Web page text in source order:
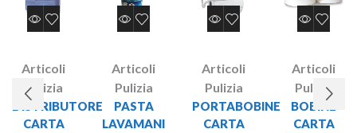
Articoli
Pulizia
DISTRIBUTORE
CARTA
Articoli
Pulizia
PASTA
LAVAMANI
Articoli
Pulizia
PORTABOBINE
CARTA
Articoli
Pulizia
BOBINE
CARTA